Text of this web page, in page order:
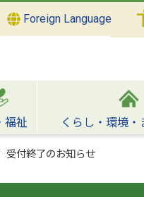
Foreign Language
福祉 くらし・環境・
受付終了のお知らせ